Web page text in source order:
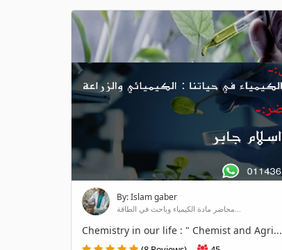
By: Islam gaber
Chemistry in our life : " Chemist and Agri...